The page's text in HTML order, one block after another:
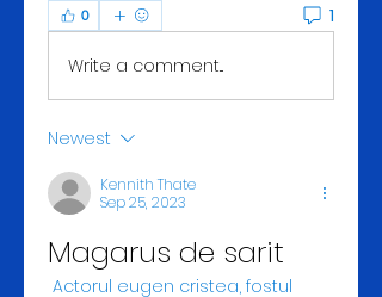
0 1
Write a comment...
Newest
Kennith Thate
Sep 25, 2023
Magarus de sarit